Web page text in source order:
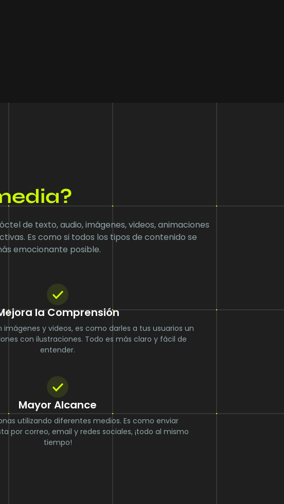
de texto, audio, imágenes, videos, animaciones
Es como si todos los tipos de contenido se
emocionante posible.
la Comprensión
y videos, es como darles a tus usuarios un
con ilustraciones. Todo es más claro y fácil de
entender.
Mayor Alcance
utilizando diferentes medios. Es como enviar
por correo, email y redes sociales, ¡todo al mismo
tiempo!